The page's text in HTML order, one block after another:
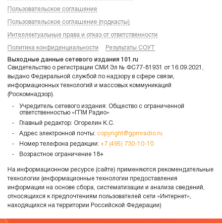
Пользовательское соглашение
Пользовательское соглашение (подкасты)
Интеллектуальные права и отказ от ответственности
Политика конфиденциальности Результаты СОУТ
Выходные данные сетевого издания 101.ru
Свидетельство о регистрации СМИ Эл № ФС77-81931 от 16.09.2021,
выдано Федеральной службой по надзору в сфере связи,
информационных технологий и массовых коммуникаций
(Роскомнадзор).
Учредитель сетевого издания: Общество с ограниченной
ответственностью «ГПМ Радио»
Главный редактор: Огорелин К.С.
Адрес электронной почты: copyright@gpmradio.ru
Номер телефона редакции: +7 (495) 730-10-10
Возрастное ограничение 18+
На информационном ресурсе (сайте) применяются рекомендательные
технологии (информационные технологии предоставления
информации на основе сбора, систематизации и анализа сведений,
относящихся к предпочтениям пользователей сети «Интернет»,
находящихся на территории Российской Федерации)